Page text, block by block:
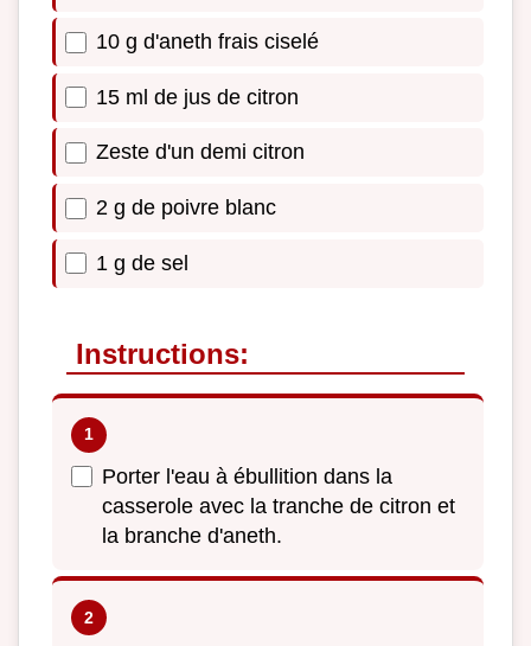
10 g d'aneth frais ciselé
15 ml de jus de citron
Zeste d'un demi citron
2 g de poivre blanc
1 g de sel
Instructions:
Porter l'eau à ébullition dans la
casserole avec la tranche de citron et
la branche d'aneth.